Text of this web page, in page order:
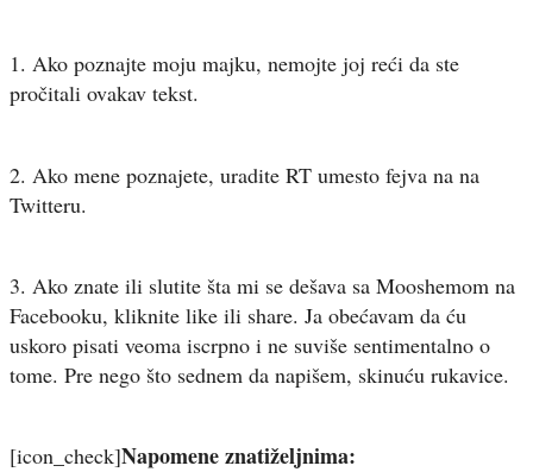
1. Ako poznajte moju majku, nemojte joj reći da ste
pročitali ovakav tekst.
2. Ako mene poznajete, uradite RT umesto fejva na na
Twitteru.
3. Ako znate ili slutite šta mi se dešava sa Mooshemom na
Facebooku, kliknite like ili share. Ja obećavam da ću
uskoro pisati veoma iscrpno i ne suviše sentimentalno o
tome. Pre nego što sednem da napišem, skinuću rukavice.
[icon_check]Napomene znatiželjnima: